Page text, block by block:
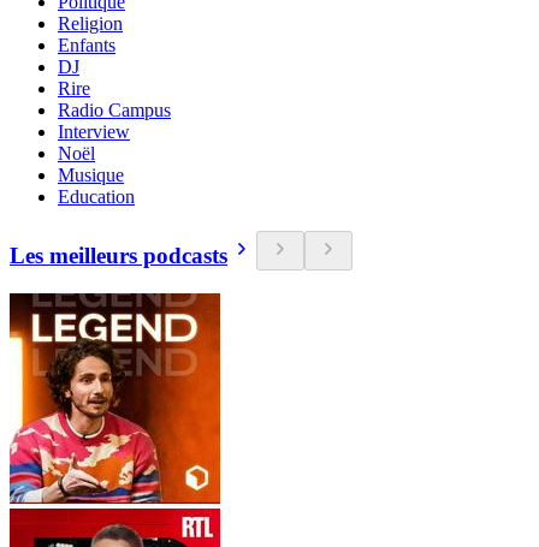
Religion
Enfants
DJ
Rire
Radio Campus
Interview
Noël
Musique
Education
Les meilleurs podcasts